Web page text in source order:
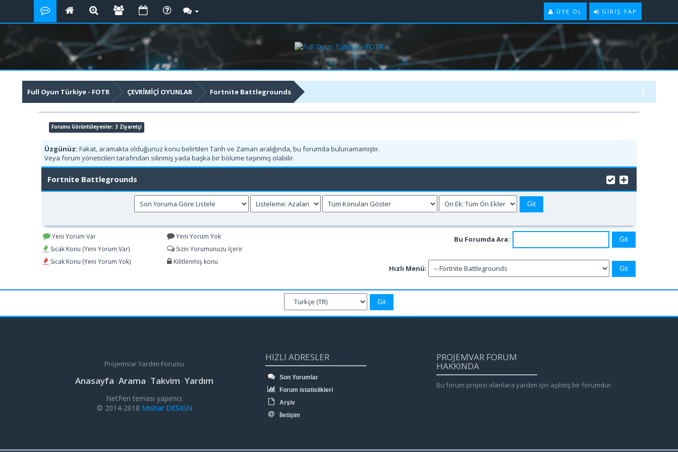
GIRIŞ YAP
ÜYE OL
Full Oyun Türkiye - FOTR ÇEVRİMİÇİ OYUNLAR Fortnite Battlegrounds
Forumu Görüntüleyenler: 3 Ziyaretçi
Üzgünüz: Fakat, aramakta olduğunuz konu belirtilen Tarih ve Zaman aralığında, bu forumda bulunamamıştır.
Veya forum yöneticileri tarafından silinmiş yada başka bir bölüme taşınmış olabilir.
Fortnite Battlegrounds
Yeni Yorum Var
Sıcak Konu (Yeni Yorum Var)
Sıcak Konu (Yeni Yorum Yok)
Yeni Yorum Yok
Sizin Yorumunuzu İçerir
Kilitlenmiş konu
Bu Forumda Ara:
Hızlı Menü:
ProjemVar Yardım Forumu
Anasayfa ·Arama · Takvim ·Yardım
NetPen teması yapımcı:
© 2014-2018 Mishar DESIGN
HIZLI ADRESLER
Son Yorumlar
Forum istatislikleri
Arşiv
İletişim
PROJEMVAR FORUM
HAKKINDA
Bu forum projesi olanlara yardım için açılmış bir forumdur.